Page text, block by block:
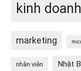
kinh doanh
marketing
nhân viên Nhật